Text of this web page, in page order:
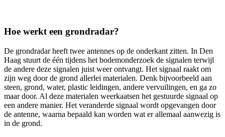
Hoe werkt een grondradar?
De grondradar heeft twee antennes op de onderkant zitten. In Den
Haag stuurt de één tijdens het bodemonderzoek de signalen terwijl
de andere deze signalen juist weer ontvangt. Het signaal raakt om
zijn weg door de grond allerlei materialen. Denk bijvoorbeeld aan
steen, grond, water, plastic leidingen, andere vervuilingen, en ga zo
maar door. Al deze materialen weerkaatsen het gestuurde signaal op
een andere manier. Het veranderde signaal wordt opgevangen door
de antenne, waarna bepaald kan worden wat er allemaal aanwezig is
in de grond.